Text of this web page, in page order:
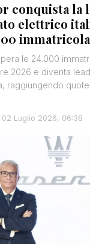
conquista la
elettrico
le 24.000
2026 e diventa
raggiungendo
02 Luglio 2026, 06:38